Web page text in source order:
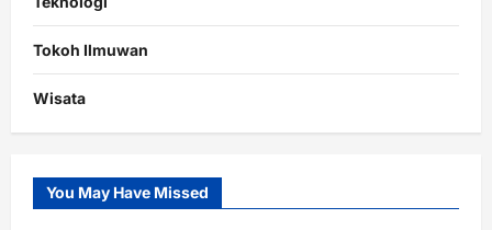
Tokoh Ilmuwan
Wisata
You May Have Missed